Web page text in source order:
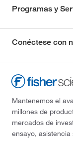
Programas y
Conéctese con
Mantenemos el
millones de
mercados de
ensayo,